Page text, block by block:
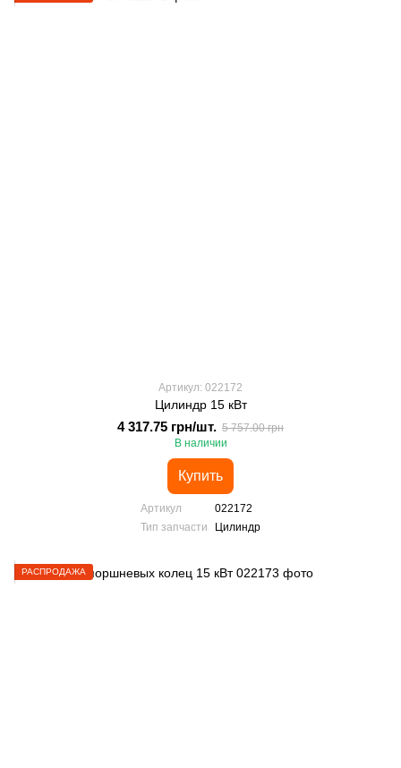
Артикул: 022172
Цилиндр 15 кВт
4 317.75 грн/шт. 5 757.00 грн
В наличии
Купить
Артикул
022172
Тип запчасти
Цилиндр
РАСПРОДАЖА